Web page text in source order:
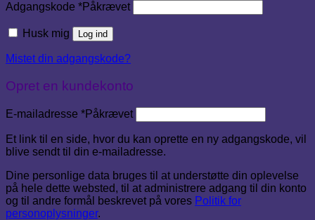
Adgangskode *Påkrævet
Husk mig Log ind
Mistet din adgangskode?
Opret en kundekonto
E-mailadresse *Påkrævet
Et link til en side, hvor du kan oprette en ny adgangskode, vil
blive sendt til din e-mailadresse.
Dine personlige data bruges til at understøtte din oplevelse
på hele dette websted, til at administrere adgang til din konto
og til andre formål beskrevet på vores Politik for
personoplysninger.